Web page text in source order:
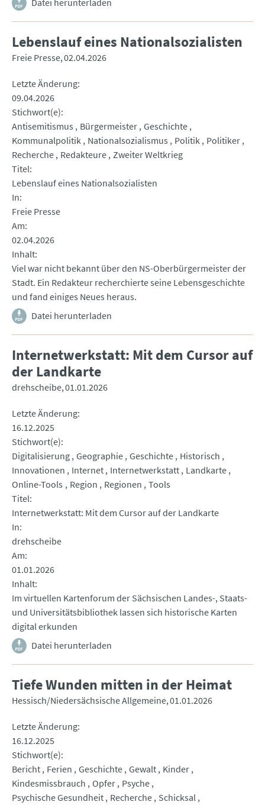
Datei herunterladen
Lebenslauf eines Nationalsozialisten
Freie Presse 02.04.2026
Letzte Änderung
09.04.2026
Stichwort(e)
Antisemitismus
Bürgermeister Geschichte
Kommunalpolitik Nationalsozialismus Politik Politiker
Recherche Redakteure Zweiter Weltkrieg
Titel
Lebenslauf eines Nationalsozialisten
In
Freie Presse
Am
02.04.2026
Inhalt
Viel war nicht bekannt über den NS-Oberbürgermeister der
Stadt. Ein Redakteur recherchierte seine Lebensgeschichte
und fand einiges Neues heraus.
Datei herunterladen
Internetwerkstatt: Mit dem Cursor auf
der Landkarte
drehscheibe 01.01.2026
Letzte Änderung
16.12.2025
Stichwort(e)
Digitalisierung Geographie Geschichte Historisch
Innovationen
Internet Internetwerkstatt Landkarte
Online-Tools
Region Regionen Tools
Titel
Internetwerkstatt: Mit dem Cursor auf der Landkarte
In
drehscheibe
Am
01.01.2026
Inhalt
Im virtuellen Kartenforum der Sächsischen Landes-, Staats-
und Universitätsbibliothek lassen sich historische Karten
digital erkunden
Datei herunterladen
Tiefe Wunden mitten in der Heimat
Hessisch/Niedersächsische Allgemeine 01.01.2026
Letzte Änderung
16.12.2025
Stichwort(e)
Bericht Ferien Geschichte Gewalt Kinder
Kindesmissbrauch Opfer Psyche
Psychische Gesundheit Recherche Schicksal